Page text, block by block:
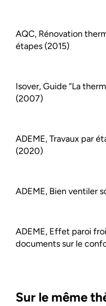
AQC, Rénovation
étapes (2015)
Isover, Guide “La
(2007)
ADEME, Travaux par
(2020)
ADEME, Bien ventiler
ADEME, Effet paroi
documents sur le
Sur le même